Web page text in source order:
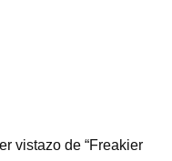
vistazo de “Freakier